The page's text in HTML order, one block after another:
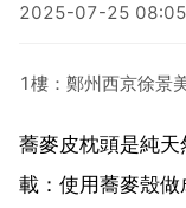
2025-07-25
1樓：鄭州西京徐景
蕎麥皮枕頭是純
載：使用蕎麥殼